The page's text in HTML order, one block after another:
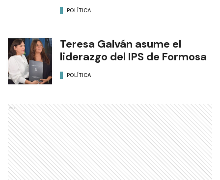
POLÍTICA
Teresa Galván asume el
liderazgo del IPS de Formosa
POLÍTICA
Ads